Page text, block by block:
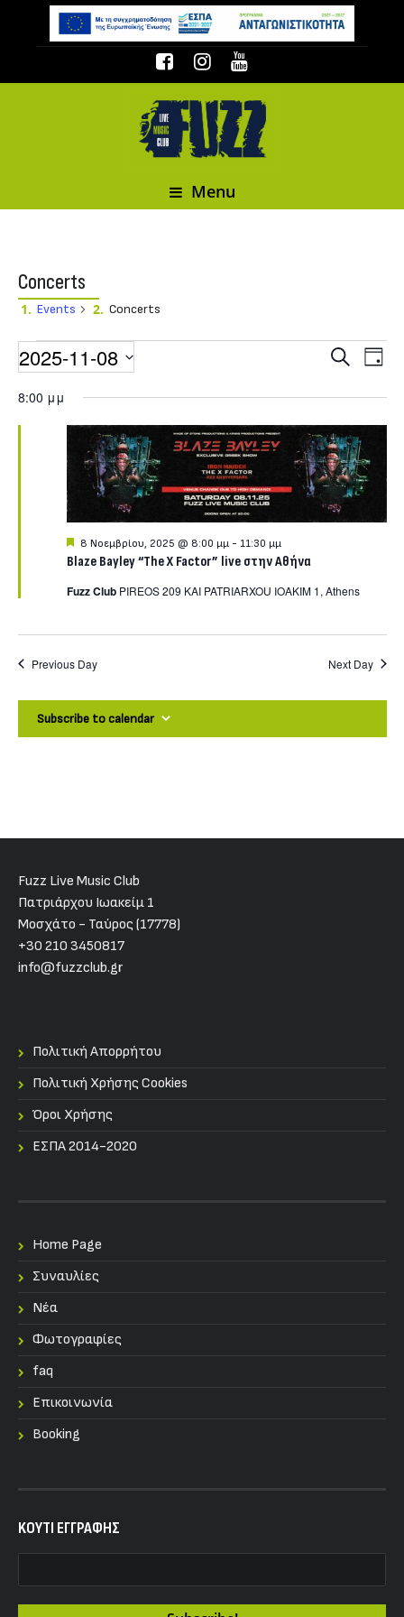
Menu
Concerts
Events Concerts
Events
for
Νοεμβρίου,
2025
Search
Day
2025-11-08
8:00 μμ
Blaze Bayley “The X Factor” live στην Αθήνα
Featured
8 Νοεμβρίου, 2025 @ 8:00 μμ- 11:30 μμ
Fuzz Club PIREOS 209 KAI PATRIARXOU IOAKIM 1, Athens
Previous Day Next Day
Subscribe to calendar
Fuzz Live Music Club
Πατριάρχου Ιωακείμ 1
Μοσχάτο - Ταύρος (17778)
+30 210 3450817
info@fuzzclub.gr
Πολιτική Απορρήτου
Πολιτική Χρήσης Cookies
Όροι Χρήσης
ΕΣΠΑ 2014-2020
Home Page
Συναυλίες
Nέα
Φωτογραφίες
faq
Επικοινωνία
Booking
KOYTI ΕΓΓΡΑΦΗΣ